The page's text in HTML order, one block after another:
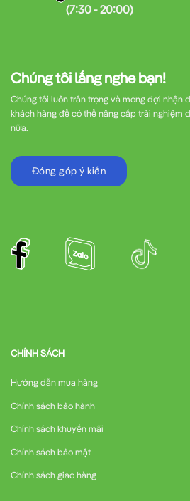
Chúng tôi lắng nghe bạn!
Chúng tôi luôn trân trọng và mong đợi nhận
khách hàng để có thể nâng cấp trải nghiệm
nữa.
Đóng góp ý kiến
(7:30 - 20:00)
CHÍNH SÁCH
Hướng dẫn mua hàng
Chính sách bảo hành
Chính sách khuyến mãi
Chính sách bảo mật
Chính sách giao hàng